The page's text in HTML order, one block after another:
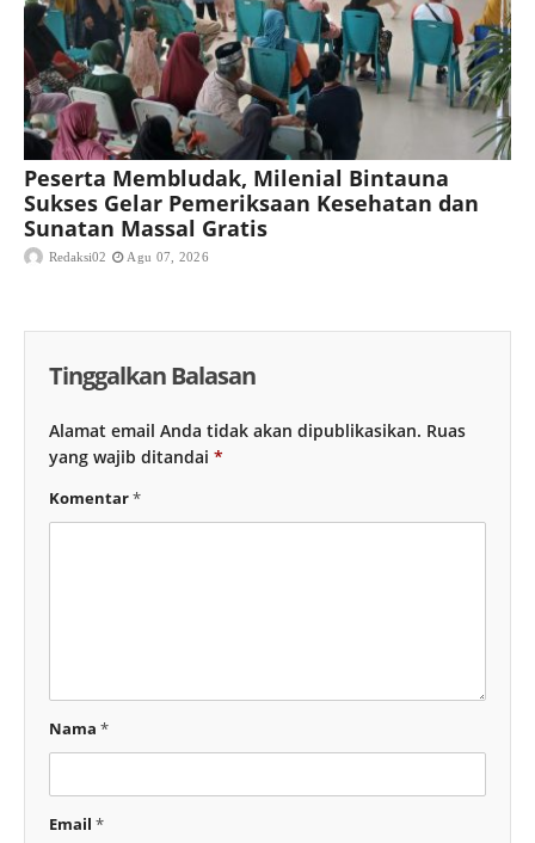
Peserta Membludak, Milenial Bintauna
Sukses Gelar Pemeriksaan Kesehatan dan
Sunatan Massal Gratis
Redaksi02 Agu 07, 2026
Tinggalkan Balasan
Alamat email Anda tidak akan dipublikasikan. Ruas
yang wajib ditandai *
Komentar*
Nama *
Email *